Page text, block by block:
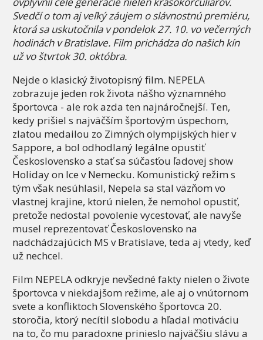
Svedčí o tom aj veľký záujem o slávnostnúpremiéru,
ktorá sa uskutočnila v pondelok 27. 10. vo večerných
hodinách v Bratislave. Film prichádza do našich kín
užvoštvrtok 30. októbra.
Nejde o klasický životopisný film. NEPELA
zobrazuje jeden rok života nášho významného
športovca - ale rok azda ten najnáročnejší. Ten,
kedy prišiel s najväčším športovým úspechom,
zlatou medailou zo Zimných olympijských hier v
Sappore, a bol odhodlaný legálne opustiť
Československo a stať sa súčasťou ľadovej show
Holiday on Ice v Nemecku. Komunistický režim s
tým však nesúhlasil, Nepela sa stal väzňom vo
vlastnej krajine, ktorú nielen, že nemohol opustiť,
pretože nedostal povolenie vycestovať, ale navyše
musel reprezentovať Československo na
nadchádzajúcich MS v Bratislave, teda aj vtedy, keď
už nechcel.
Film NEPELA odkryje nevšedné fakty nielen o živote
športovca v niekdajšom režime, ale aj o vnútornom
svete a konfliktoch Slovenského športovca 20.
storočia, ktorý necítil slobodu a hľadal motiváciu
na to, čo mu paradoxne prinieslo najväčšiu slávu a